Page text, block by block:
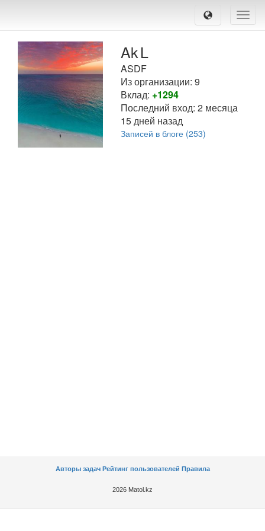
Toggle
AkL
ASDF
Из организации: 9
Вклад: +1294
Последний вход:2 месяца
15 дней назад
Записей в блоге (253)
Авторы задач Рейтинг пользователей Правила
2026 Matol.kz